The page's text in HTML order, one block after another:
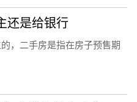
还是给银行
，二手房是指在房子预售期